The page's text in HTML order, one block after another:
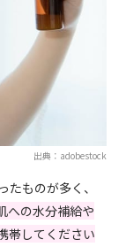
出典：adobestock
ものが多く、
への水分補給や
帯してください